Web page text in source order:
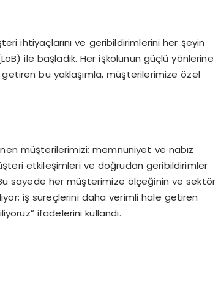
ihtiyaçlarını ve geribildirimlerini her şeyin
ile başladık. Her işkolunun güçlü yönlerine
bu yaklaşımla, müşterilerimize özel
müşterilerimizi; memnuniyet ve nabız
etkileşimleri ve doğrudan geribildirimler
sayede her müşterimize ölçeğinin ve sektör
iş süreçlerini daha verimli hale getiren
ifadelerini kullandı.